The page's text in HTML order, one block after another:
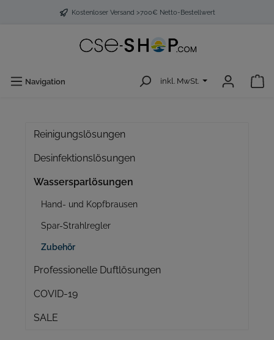
Kostenloser Versand >700€ Netto-Bestellwert
Navigation inkl. MwSt.
Reinigungslösungen
Desinfektionslösungen
Wassersparlösungen
Hand- und Kopfbrausen
Spar-Strahlregler
Zubehör
Professionelle Duftlösungen
COVID-19
SALE